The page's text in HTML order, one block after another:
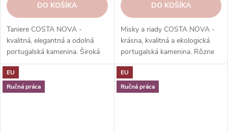
DO KOŠÍKA
Taniere COSTA NOVA -
kvalitná, elegantná a odolná
portugalská kamenina. Široká
ponuka kolekcií, tvarov, farieb a
funkcií. Objednávajte v našom
e-shope.
DO KOŠÍKA
Misky a riady COSTA NOVA -
krásna, kvalitná a ekologická
portugalská kamenina. Rôzne
tvary, farby, vzory a veľkosti.
Objednajte si ich v našom e-
shope.
EU
Ručná práca
EU
Ručná práca